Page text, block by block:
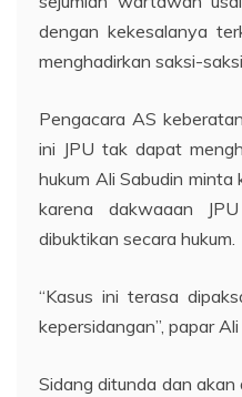
dengan kekesalanya
menghadirkan saksi-
Pengacara AS
ini JPU tak dapat
hukum Ali Sabudin
karena dakwaaan
dibuktikan secara hukum.
“Kasus ini terasa
kepersidangan”, papar Ali
Sidang ditunda dan akan